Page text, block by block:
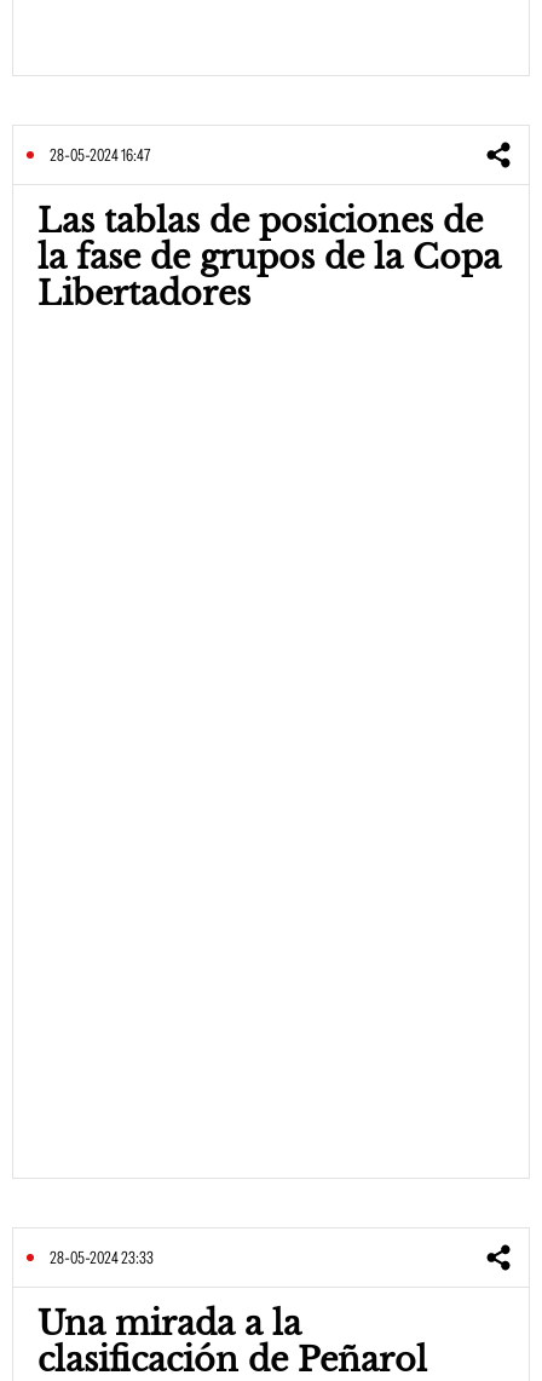
28-05-2024 16:47
Las tablas de posiciones de
la fase de grupos de la Copa
Libertadores
28-05-2024 23:33
Una mirada a la
clasificación de Peñarol